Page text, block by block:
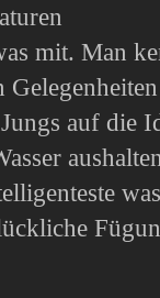
mit. Man
auf die